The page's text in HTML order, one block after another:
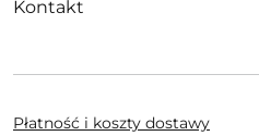
Kontakt
Płatność i koszty dostawy